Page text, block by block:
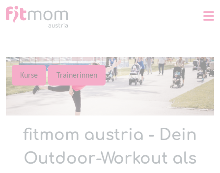
Home
Kurse Trainerinnen
fitmom austria - Dein
Outdoor-Workout als